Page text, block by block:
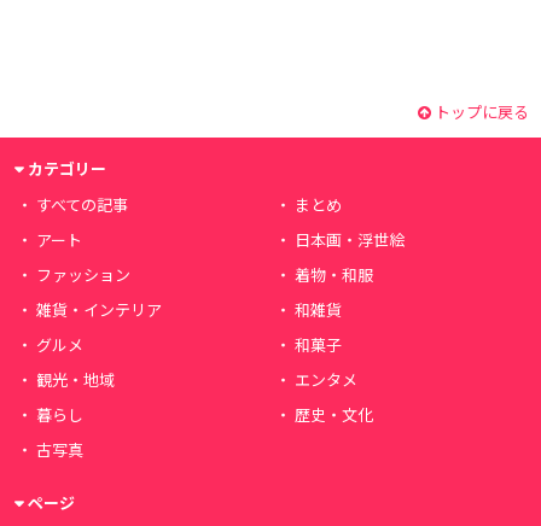
トップに戻る
カテゴリー
すべての記事
まとめ
アート
日本画・浮世絵
ファッション
着物・和服
雑貨・インテリア
和雑貨
グルメ
和菓子
観光・地域
エンタメ
暮らし
歴史・文化
古写真
ページ